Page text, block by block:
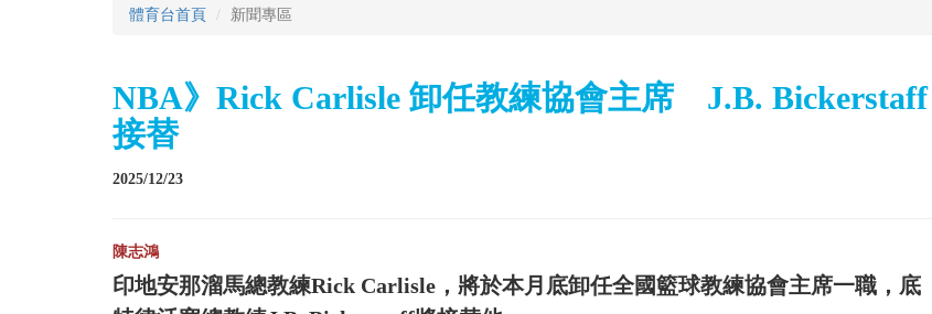
體育台首頁 新聞專區
NBA》Rick Carlisle 卸任教練協會主席 J.B. Bickerstaff
接替
2025/12/23
陳志鴻
印地安那溜馬總教練Rick Carlisle，將於本月底卸任全國籃球教練協會主席一職，底